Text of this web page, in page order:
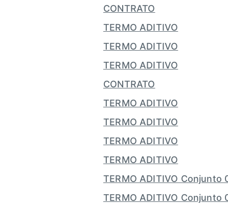
CONTRATO
TERMO ADITIVO
TERMO ADITIVO
TERMO ADITIVO
CONTRATO
TERMO ADITIVO
TERMO ADITIVO
TERMO ADITIVO
TERMO ADITIVO
TERMO ADITIVO
TERMO ADITIVO Conjunto